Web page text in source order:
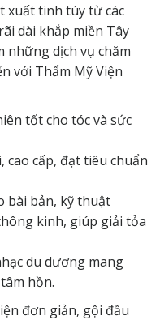
xuất tinh túy từ các
dài khắp miền Tây
những dịch vụ chăm
với Thẩm Mỹ Viện
tốt cho tóc và sức
cấp, đạt tiêu chuẩn
bài bản, kỹ thuật
kinh, giúp giải tỏa
du dương mang
hồn.
đơn giản, gội đầu